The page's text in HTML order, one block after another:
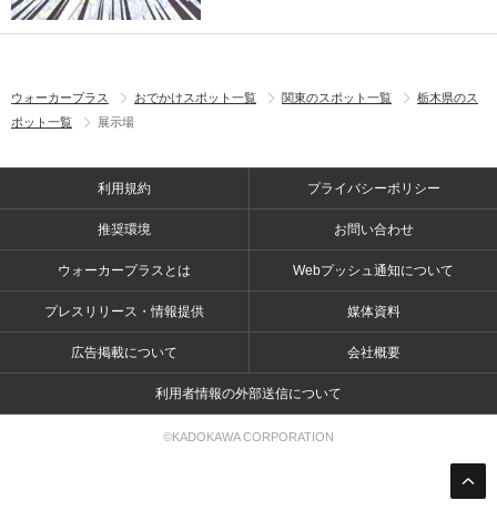
ウォーカープラス おでかけスポット一覧 関東のスポット一覧
栃木県のス
ポット一覧
展示場
利用規約 プライバシーポリシー
推奨環境 お問い合わせ
ウォーカープラスとは Webプッシュ通知について
プレスリリース・情報提供 媒体資料
広告掲載について 会社概要
利用者情報の外部送信について
©KADOKAWA CORPORATION